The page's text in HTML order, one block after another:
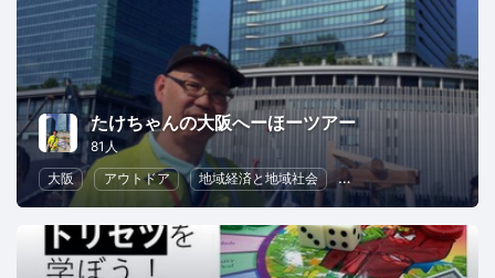
たけちゃんの大阪へーほーツアー
81人
大阪
アウトドア 地域経済と地域社会 日本の文化と歴史